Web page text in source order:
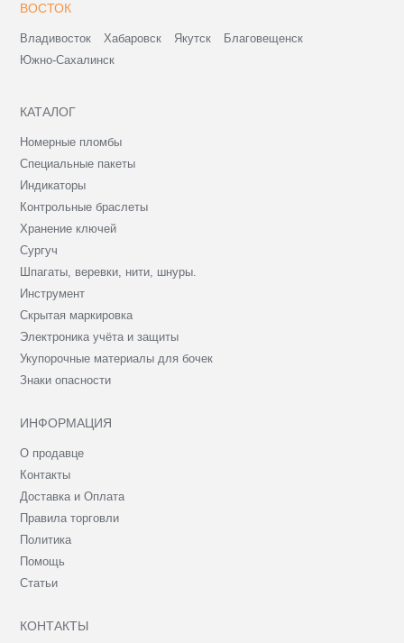
ВОСТОК
Владивосток Хабаровск Якутск
Благовещенск
Южно-Сахалинск
КАТАЛОГ
Номерные пломбы
Специальные пакеты
Индикаторы
Контрольные браслеты
Хранение ключей
Сургуч
Шпагаты, веревки, нити, шнуры.
Инструмент
Скрытая маркировка
Электроника учёта и защиты
Укупорочные материалы для бочек
Знаки опасности
ИНФОРМАЦИЯ
О продавце
Контакты
Доставка и Оплата
Правила торговли
Политика
Помощь
Статьи
КОНТАКТЫ